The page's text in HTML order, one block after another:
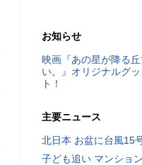
お知らせ
映画『あの星が降る
い。』オリジナルグ
ト！
主要ニュース
北日本 お盆に台風15
子ども追い マンショ